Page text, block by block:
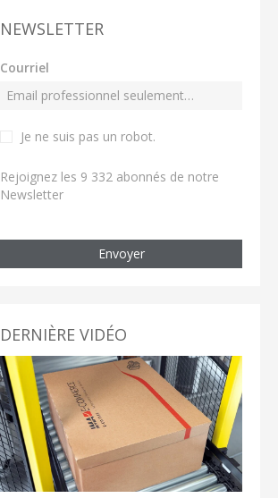
NEWSLETTER
Courriel
Je ne suis pas un robot.
Rejoignez les 9 332 abonnés de notre
Newsletter
Envoyer
DERNIÈRE VIDÉO